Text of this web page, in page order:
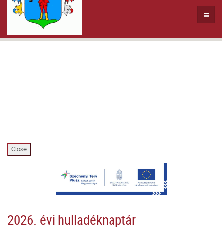
Close
2026. évi hulladéknaptár